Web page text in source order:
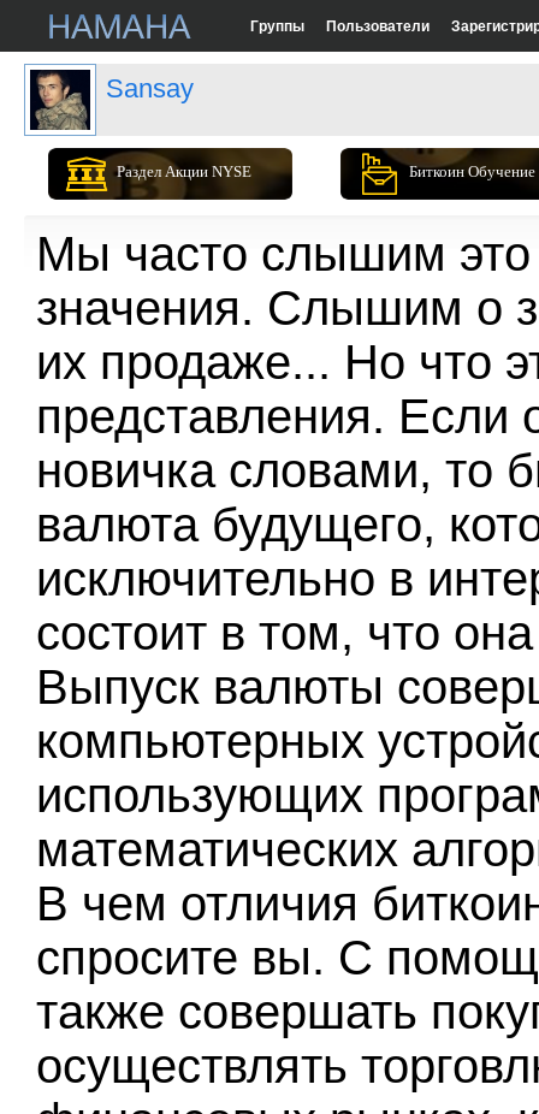
Группы Пользователи
Sansay
Раздел Акции NYSE Биткоин Обучение
Мы часто слышим
значения. Слышим о
их продаже... Но что
представления. Если
новичка словами, то
валюта будущего,
исключительно в
состоит в том, что
Выпуск валюты
компьютерных
использующих
математических
В чем отличия
спросите вы. С
также совершать
осуществлять